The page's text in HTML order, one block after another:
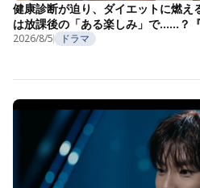
健康診断が迫り、ダイエットに燃え
は放課後の「ある楽しみ」で……？
2026/8/5 ドラマ